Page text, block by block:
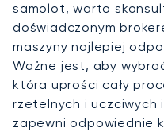
samolot, warto
doświadczonym
maszyny najlepiej
Ważne jest, aby
która uprości cały
rzetelnych i uczciwych
zapewni odpowiednie